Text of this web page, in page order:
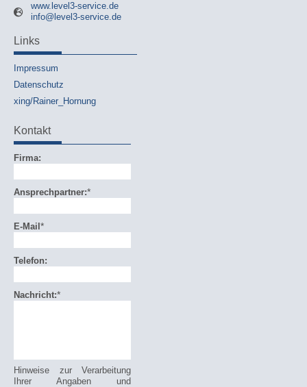
www.level3-service.de
info@level3-service.de
Links
Impressum
Datenschutz
xing/Rainer_Hornung
Kontakt
Firma:
Ansprechpartner:*
E-Mail *
Telefon:
Nachricht:*
Hinweise zur Verarbeitung
Ihrer Angaben und